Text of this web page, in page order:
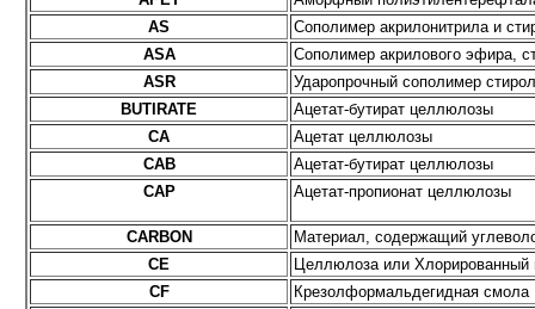
AS
Сополимер акрилонитрила и
ASA
Сополимер акрилового эфира,
ASR
Ударопрочный сополимер
BUTIRATE
Ацетат-бутират целлюлозы
CA
Ацетат целлюлозы
CAB
Ацетат-бутират целлюлозы
CAP
Ацетат-пропионат целлюлозы
CARBON
Материал, содержащий
CE
Целлюлоза или Хлорированный
CF
Крезолформальдегидная смола